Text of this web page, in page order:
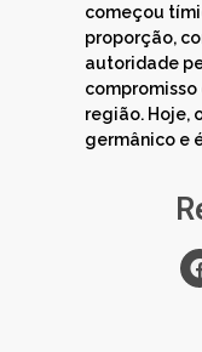
começou
proporção,
autoridade
região. Hoje,
germânico e